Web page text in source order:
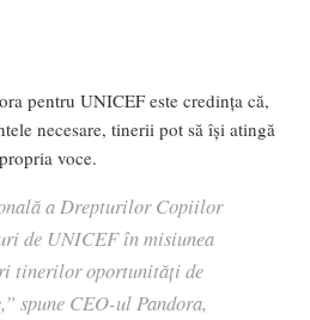
pentru UNICEF este credința că,
necesare, tinerii pot să își atingă
voce.
a Drepturilor Copiilor
de UNICEF în misiunea
tinerilor oportunități de
spune CEO-ul Pandora,